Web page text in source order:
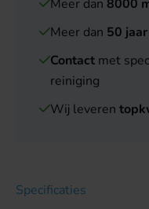
Meer dan 8000
Meer dan 50
Contact met
reiniging
Wij leveren
Specificaties